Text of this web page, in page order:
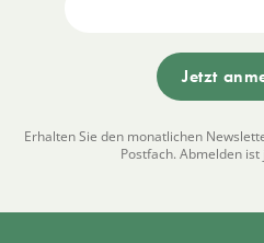
Erhalten Sie den monatlichen
Postfach. Abmelden